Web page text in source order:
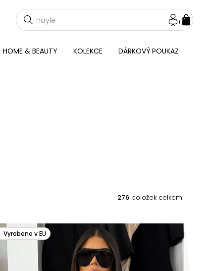
HOME & BEAUTY KOLEKCE DÁRKOVÝ POUKAZ
276 položek celkem
Vyrobeno v EU